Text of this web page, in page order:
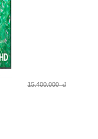
15.400.000 đ